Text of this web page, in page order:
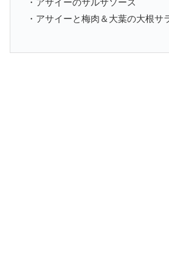
・アサイーと梅肉＆大葉の大根サ